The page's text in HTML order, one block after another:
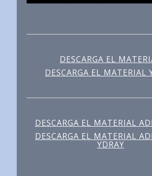
DESCARGA EL
DESCARGA EL MATERIAL
DESCARGA EL MATERIAL
DESCARGA EL MATERIAL
YDRAY